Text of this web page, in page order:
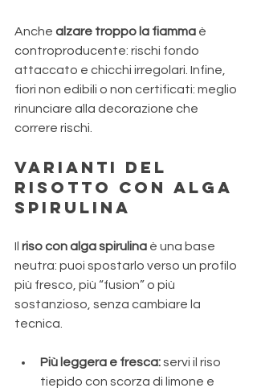
Anche alzare troppo la fiamma è
controproducente: rischi fondo
attaccato e chicchi irregolari. Infine,
fiori non edibili o non certificati: meglio
rinunciare alla decorazione che
correre rischi.
Varianti del
risotto con alga
spirulina
Il riso con alga spirulina è una base
neutra: puoi spostarlo verso un profilo
più fresco, più “fusion” o più
sostanzioso, senza cambiare la
tecnica.
Più leggera e fresca: servi il riso
tiepido con scorza di limone e